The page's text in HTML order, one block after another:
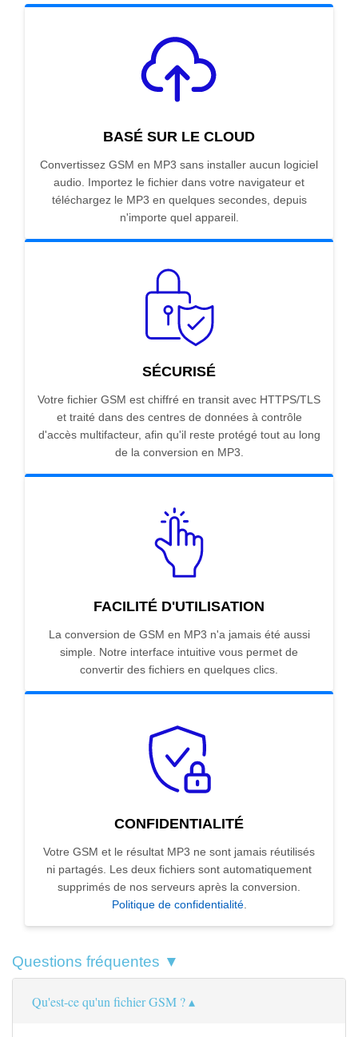
BASÉ SUR LE CLOUD
Convertissez GSM en MP3 sans installer aucun logiciel
audio. Importez le fichier dans votre navigateur et
téléchargez le MP3 en quelques secondes, depuis
n'importe quel appareil.
SÉCURISÉ
Votre fichier GSM est chiffré en transit avec HTTPS/TLS
et traité dans des centres de données à contrôle
d'accès multifacteur, afin qu'il reste protégé tout au long
de la conversion en MP3.
FACILITÉ D'UTILISATION
La conversion de GSM en MP3 n'a jamais été aussi
simple. Notre interface intuitive vous permet de
convertir des fichiers en quelques clics.
CONFIDENTIALITÉ
Votre GSM et le résultat MP3 ne sont jamais réutilisés
ni partagés. Les deux fichiers sont automatiquement
supprimés de nos serveurs après la conversion.
Politique de confidentialité.
Questions fréquentes ▼
Qu'est-ce qu'un fichier GSM ?